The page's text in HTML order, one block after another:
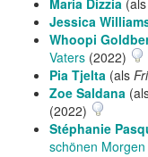
Maria Dizzia (als
Jessica
Whoopi
Vaters (2022)
Pia Tjelta (als
Zoe Saldana
(2022)
Stéphanie
schönen Morgen